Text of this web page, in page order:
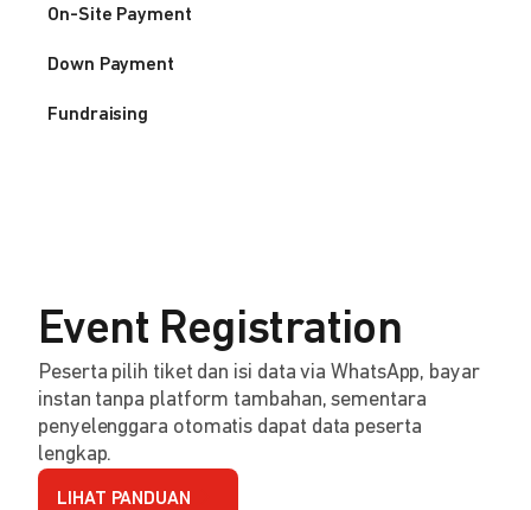
On-Site Payment
Down Payment
Fundraising
Event Registration
Peserta pilih tiket dan isi data via WhatsApp, bayar
instan tanpa platform tambahan, sementara
penyelenggara otomatis dapat data peserta
lengkap.
LIHAT PANDUAN